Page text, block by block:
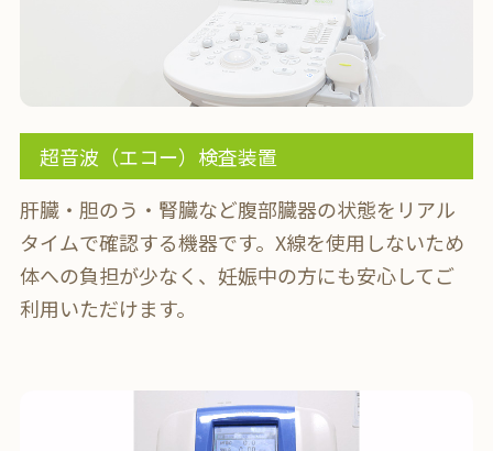
超音波（エコー）検査装置
肝臓・胆のう・腎臓など腹部臓器の状態をリアル
タイムで確認する機器です。 X線を使用しないため
体への負担が少なく、妊娠中の方にも安心してご
利用いただけます。